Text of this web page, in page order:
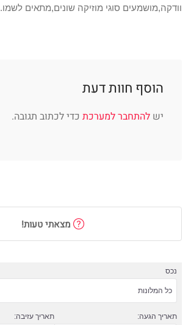
וודקה,מושמעים סוגי מוזיקה שונים,מתאים לשמו.
הוסף חוות דעת
יש להתחבר למערכת כדי לכתוב תגובה.
מצאתי טעות!
נכס
כל המלונות
תאריך הגעה: תאריך עזיבה: